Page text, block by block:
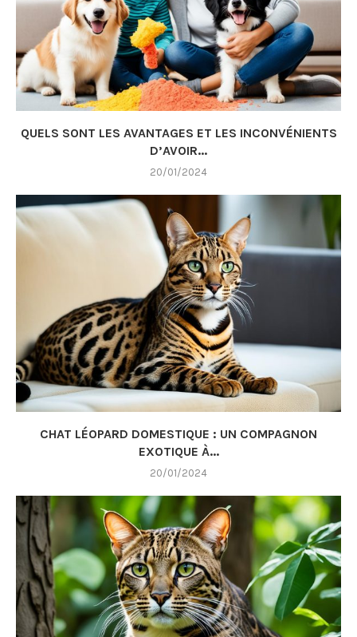
QUELS SONT LES AVANTAGES ET LES INCONVÉNIENTS
D’AVOIR...
20/01/2024
CHAT LÉOPARD DOMESTIQUE : UN COMPAGNON
EXOTIQUE À...
20/01/2024